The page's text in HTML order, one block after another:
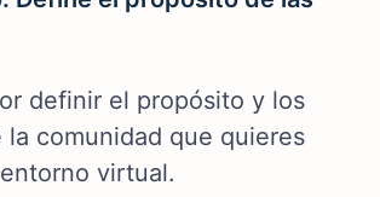
definir el propósito y los
la comunidad que quieres
virtual.